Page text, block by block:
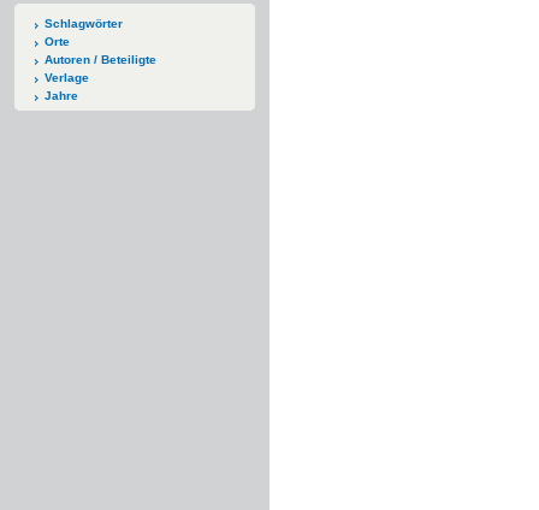
Schlagwörter
Orte
Autoren / Beteiligte
Verlage
Jahre